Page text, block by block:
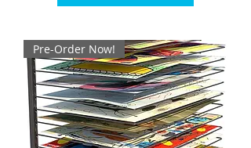
Pre-Order Now!